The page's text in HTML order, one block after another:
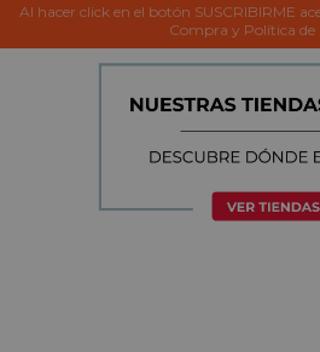
Al hacer click en el botón SUSCRIBIRME
Compra y Política de